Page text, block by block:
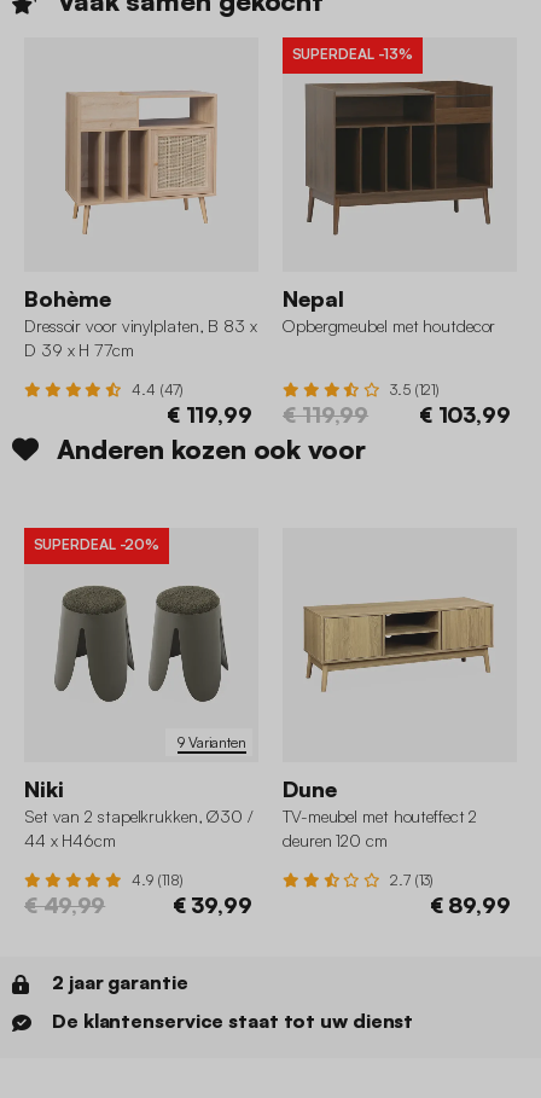
Bohème
Dressoir voor vinylplaten, B 83 x
D 39 x H 77cm
4.4 (47)
€ 119,99
SUPERDEAL -13%
Nepal
Opbergmeubel met houtdecor
3.5 (121)
€ 119,99 € 103,99
Anderen kozen ook voor
9 Varianten
SUPERDEAL -20%
Niki
Set van 2 stapelkrukken, Ø30 /
44 x H46cm
4.9 (118)
€ 49,99 € 39,99
Dune
TV-meubel met houteffect 2
deuren 120 cm
2.7 (13)
€ 89,99
2 jaar garantie
De klantenservice staat tot uw dienst